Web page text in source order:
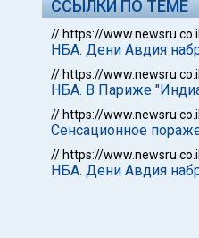
ССЫЛКИ ПО ТЕМЕ
// https://
НБА. Дени Авдия
// https://
НБА. В Париже
// https://
Сенсационное
// https://
НБА. Дени Авдия